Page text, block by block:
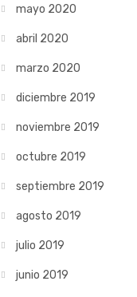
mayo 2020
abril 2020
marzo 2020
diciembre 2019
noviembre 2019
octubre 2019
septiembre 2019
agosto 2019
julio 2019
junio 2019